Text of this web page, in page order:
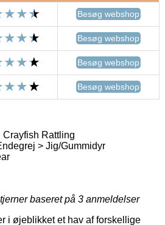
Besøg webshop
Besøg webshop
Besøg webshop
Besøg webshop
Crayfish Rattling
> Jig/Gummidyr
baseret på 3 anmeldelser
i øjeblikket et hav af forskellige